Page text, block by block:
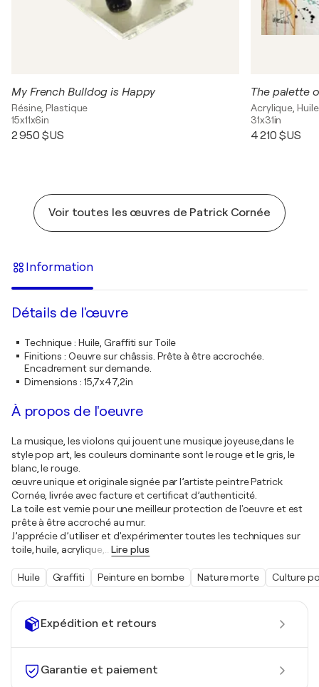
Expédition et retours
Garantie et paiement
My French Bulldog is Happy
Résine, Plastique
15x11x6in
2 950 $US
The palette
Acrylique,
31x31in
4 210 $US
Voir toutes les œuvres de Patrick Cornée
Information
Détails de l'œuvre
Technique: Huile, Graffiti sur Toile
Finitions : Oeuvre sur châssis. Prête à être accrochée.
Encadrement sur demande.
Dimensions : 15,7x47,2in
À propos de l'oeuvre
La musique, les violons qui jouent une musique joyeuse,dans le
style pop art, les couleurs dominante sont le rouge et le gris, le
blanc, le rouge.
œuvre unique et originale signée par l’artiste peintre Patrick
Cornée, livrée avec facture et certificat d’authenticité.
La toile est vernie pour une meilleur protection de l'oeuvre et est
prête à être accroché au mur.
J’apprécie d’utiliser et d’expérimenter toutes les techniques sur
toile, huile, acrylique,
Lire plus
Huile Graffiti Peinture en bombe Nature morte Culture